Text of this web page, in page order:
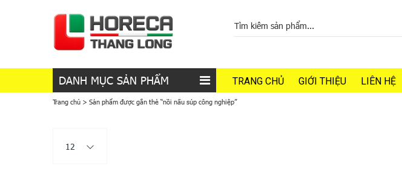
DANH MỤC SẢN PHẨM TRANG CHỦ GIỚI THIỆU LIÊN HỆ
Trang chủ > Sản phẩm được gắn thẻ “nồi nấu súp công nghiệp”
12